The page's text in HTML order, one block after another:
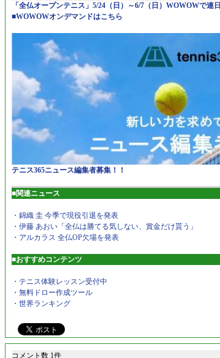
「全仏オープンテニス」5/24（日）～6/7（日）WOWOWで連
■WOWOWオンデマンドはこちら
テニス365ニュース編集者募集！！
■関連ニュース
・錦織 圭 今季で現役引退を発表
・伊藤 あおい「全仏は勝てる気しない、賞金だけ貰う」
・アルカラス 全仏OP欠場を発表
■おすすめコンテンツ
・テニス体験レッスン受付中
・無料ドロー作成ツール
・世界ランキング
コメント数 1件